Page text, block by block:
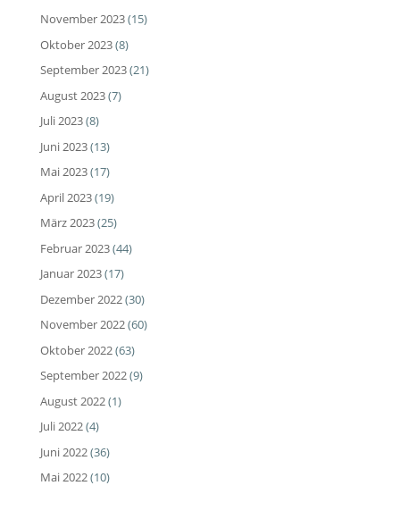
November 2023(15)
Oktober 2023(8)
September 2023(21)
August 2023(7)
Juli 2023(8)
Juni 2023(13)
Mai 2023(17)
April 2023(19)
März 2023(25)
Februar 2023(44)
Januar 2023(17)
Dezember 2022(30)
November 2022(60)
Oktober 2022(63)
September 2022(9)
August 2022(1)
Juli 2022(4)
Juni 2022(36)
Mai 2022(10)